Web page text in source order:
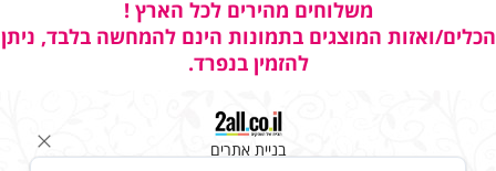
משלוחים מהירים לכל הארץ !
הכלים/ואזות המוצגים בתמונות הינם להמחשה בלבד, ניתן
להזמין בנפרד.
בניית אתרים